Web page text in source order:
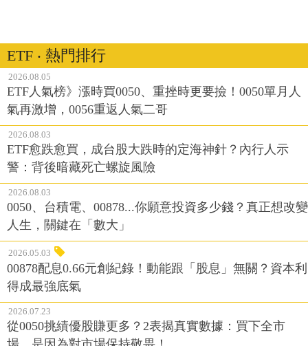
ETF ‧ 熱門排行
2026.08.05
ETF人氣榜》漲時買0050、重挫時更要撿！0050單月人
氣再激增，0056重返人氣二哥
2026.08.03
ETF愈跌愈買，成台股大跌時的定海神針？內行人示
警：背後暗藏死亡螺旋風險
2026.08.03
0050、台積電、00878...你願意投資多少錢？真正想改變
人生，關鍵在「數大」
2026.05.03
00878配息0.66元創紀錄！動能跟「股息」無關？資本利
得成最強底氣
2026.07.23
從0050挑績優股賺更多？2表揭真實數據：買下全市